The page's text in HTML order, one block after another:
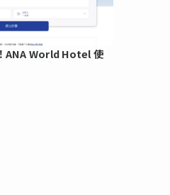
ANA World Hotel 使